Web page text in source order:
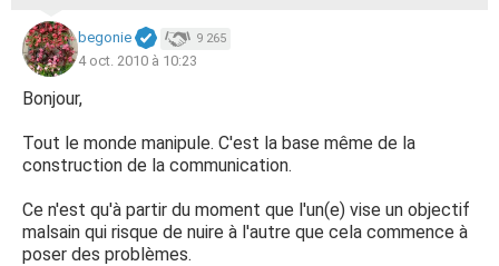
begonie 9 265
4 oct. 2010 à 10:23
Bonjour,
Tout le monde manipule. C'est la base même de la
construction de la communication.
Ce n'est qu'à partir du moment que l'un(e) vise un objectif
malsain qui risque de nuire à l'autre que cela commence à
poser des problèmes.